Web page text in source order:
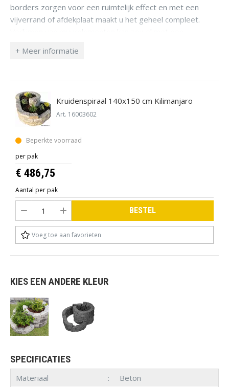
borders zorgen voor een ruimtelijk effect en met een
vijverrand of afdekplaat maakt u het geheel compleet.
Kruidenspiraal 140x150 cm Kilimanjaro
Art. 16003602
Beperkte voorraad
per pak
€ 486,75
Aantal per pak
BESTEL
Voeg toe aan favorieten
KIES EEN ANDERE KLEUR
SPECIFICATIES
Materiaal
Beton